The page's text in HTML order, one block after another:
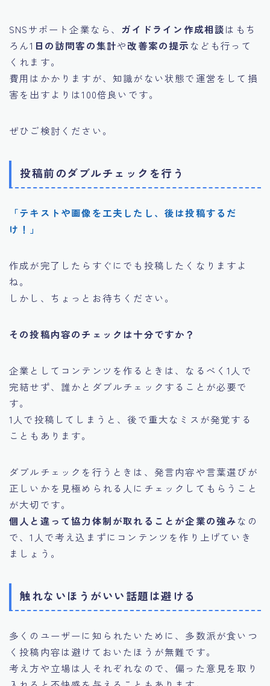
SNSサポート企業なら、 ガイドライン作成相談はもち
ろん1 日の訪問客の集計や改善案の提示 なども行って
くれます。
費用はかかりますが、知識がない状態で運営をして損
害を出すよりは100倍良いです。
ぜひご検討ください。
投稿前のダブルチェックを行う
「テキストや画像を工夫したし、後は投稿するだ
け！」
作成が完了したらすぐにでも投稿したくなりますよ
ね。
しかし、ちょっとお待ちください。
その投稿内容のチェックは十分ですか？
企業としてコンテンツを作るときは、なるべく1人で
完結せず、誰かとダブルチェックすることが必要で
す。
1人で投稿してしまうと、後で重大なミスが発覚する
こともあります。
ダブルチェックを行うときは、発言内容や言葉選びが
正しいかを見極められる人にチェックしてもらうこと
が大切です。
個人と違って協力体制が取れることが企業の強みなの
で、1人で考え込まずにコンテンツを作り上げていき
ましょう。
触れないほうがいい話題は避ける
多くのユーザーに知られたいために、多数派が食いつ
く投稿内容は避けておいたほうが無難です。
考え方や立場は人それぞれなので、偏った意見を取り